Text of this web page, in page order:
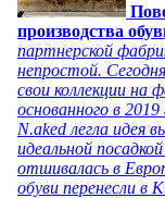
производства
партнерской
непростой.
свои коллекции на
основанного в
N.aked легла идея
идеальной
отшивалась в
обуви перенесли в